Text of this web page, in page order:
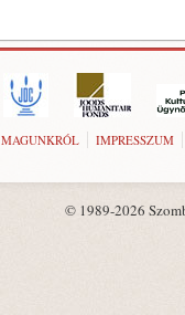
MAGUNKRÓL IMPRESSZUM
© 1989-2026